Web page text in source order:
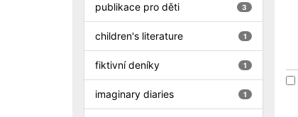
3
publikace pro děti
1
children's literature
1
fiktivní deníky
1
imaginary diaries